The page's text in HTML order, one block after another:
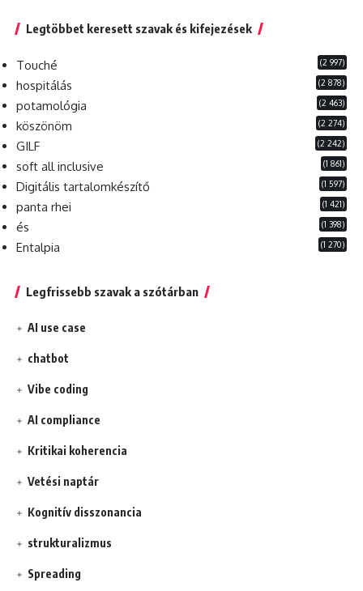
Legtöbbet keresett szavak és kifejezések
Touché (2 997)
hospitálás (2 878)
potamológia (2 463)
köszönöm (2 274)
GILF (2 242)
soft all inclusive (1 861)
Digitális tartalomkészítő (1 597)
panta rhei (1 421)
és (1 398)
Entalpia (1 270)
Legfrissebb szavak a szótárban
AI use case
chatbot
Vibe coding
AI compliance
Kritikai koherencia
Vetési naptár
Kognitív disszonancia
strukturalizmus
Spreading